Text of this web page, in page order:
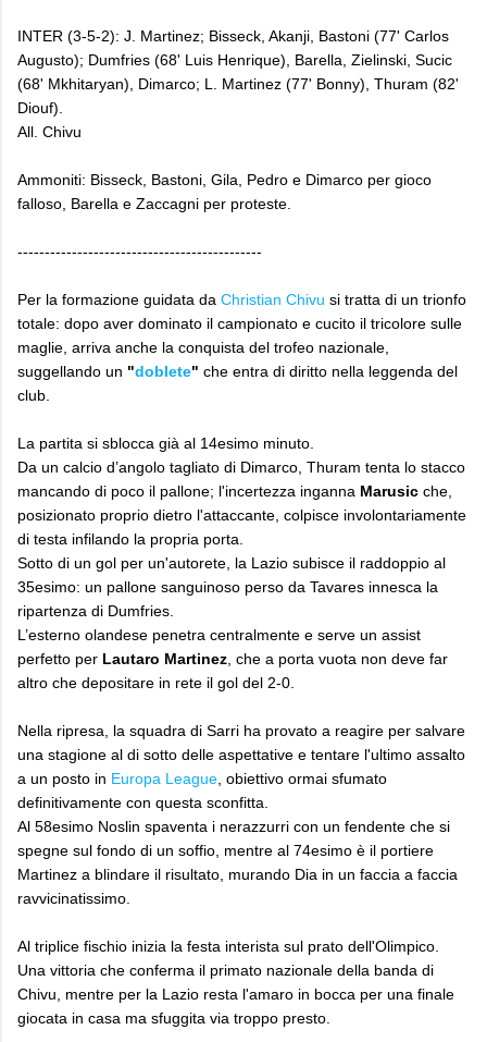
INTER (3-5-2): J. Martinez; Bisseck, Akanji, Bastoni (77' Carlos
Augusto); Dumfries (68' Luis Henrique), Barella, Zielinski, Sucic
(68' Mkhitaryan), Dimarco; L. Martinez (77' Bonny), Thuram (82'
Diouf).
All. Chivu
Ammoniti: Bisseck, Bastoni, Gila, Pedro e Dimarco per gioco
falloso, Barella e Zaccagni per proteste.
---------------------------------------------
Per la formazione guidata da Christian Chivu si tratta di un trionfo
totale: dopo aver dominato il campionato e cucito il tricolore sulle
maglie, arriva anche la conquista del trofeo nazionale,
suggellando un "doblete" che entra di diritto nella leggenda del
club.
La partita si sblocca già al 14esimo minuto.
Da un calcio d’angolo tagliato di Dimarco, Thuram tenta lo stacco
mancando di poco il pallone; l'incertezza inganna Marusic che,
posizionato proprio dietro l'attaccante, colpisce involontariamente
di testa infilando la propria porta.
Sotto di un gol per un'autorete, la Lazio subisce il raddoppio al
35esimo: un pallone sanguinoso perso da Tavares innesca la
ripartenza di Dumfries.
L’esterno olandese penetra centralmente e serve un assist
perfetto per Lautaro Martinez, che a porta vuota non deve far
altro che depositare in rete il gol del 2-0.
Nella ripresa, la squadra di Sarri ha provato a reagire per salvare
una stagione al di sotto delle aspettative e tentare l'ultimo assalto
a un posto in Europa League, obiettivo ormai sfumato
definitivamente con questa sconfitta.
Al 58esimo Noslin spaventa i nerazzurri con un fendente che si
spegne sul fondo di un soffio, mentre al 74esimo è il portiere
Martinez a blindare il risultato, murando Dia in un faccia a faccia
ravvicinatissimo.
Al triplice fischio inizia la festa interista sul prato dell'Olimpico.
Una vittoria che conferma il primato nazionale della banda di
Chivu, mentre per la Lazio resta l'amaro in bocca per una finale
giocata in casa ma sfuggita via troppo presto.